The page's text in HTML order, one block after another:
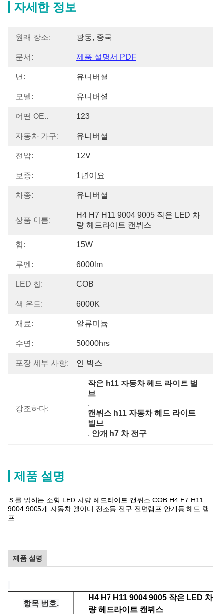
자세한 정보
원래 장소: 광동, 중국
문서: 제품 설명서 PDF
년: 유니버셜
모델: 유니버셜
어떤 OE.: 123
자동차 가구: 유니버셜
전압: 12V
보증: 1년이요
차종: 유니버셜
상품 이름:
H4 H7 H11 9004 9005 작은 LED 차
량 헤드라이트 캔뷔스
힘: 15W
루멘: 6000lm
LED 칩: COB
색 온도: 6000K
재료: 알류미늄
수명: 50000hrs
포장 세부 사항: 인 박스
강조하다:
작은 h11 자동차 헤드 라이트 벌
브
,
캔뷔스 h11 자동차 헤드 라이트
벌브
, 안개 h7 차 전구
제품 설명
Ｓ를 밝히는 소형 LED 차량 헤드라이트 캔뷔스 COB H4 H7 H11
9004 9005개 자동차 엘이디 전조등 전구 전면램프 안개등 헤드 램
프
제품 설명
항목 번호.
H4 H7 H11 9004 9005 작은 LED 차
량 헤드라이트 캔뷔스